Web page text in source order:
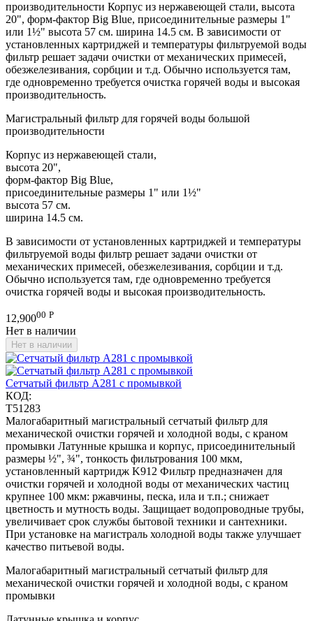
производительности Корпус из нержавеющей стали, высота
20", форм-фактор Big Blue, присоединительные размеры 1"
или 1½" высота 57 см. ширина 14.5 см. В зависимости от
установленных картриджей и температуры фильтруемой воды
фильтр решает задачи очистки от механических примесей,
обезжелезивания, сорбции и т.д. Обычно используется там,
где одновременно требуется очистка горячей воды и высокая
производительность.
Магистральный фильтр для горячей воды большой
производительности
Корпус из нержавеющей стали,
высота 20",
форм-фактор Big Blue,
присоединительные размеры 1" или 1½"
высота 57 см.
ширина 14.5 см.
В зависимости от установленных картриджей и температуры
фильтруемой воды фильтр решает задачи очистки от
механических примесей, обезжелезивания, сорбции и т.д.
Обычно используется там, где одновременно требуется
очистка горячей воды и высокая производительность.
12,90000 Р
Нет в наличии
Нет в наличии
Сетчатый фильтр A281 с промывкой
КОД:
T51283
Малогабаритный магистральный сетчатый фильтр для
механической очистки горячей и холодной воды, с краном
промывки Латунные крышка и корпус, присоединительный
размеры ½", ¾", тонкость фильтрования 100 мкм,
установленный картридж K912 Фильтр предназначен для
очистки горячей и холодной воды от механических частиц
крупнее 100 мкм: ржавчины, песка, ила и т.п.; снижает
цветность и мутность воды. Защищает водопроводные трубы,
увеличивает срок службы бытовой техники и сантехники.
При установке на магистраль холодной воды также улучшает
качество питьевой воды.
Малогабаритный магистральный сетчатый фильтр для
механической очистки горячей и холодной воды, с краном
промывки